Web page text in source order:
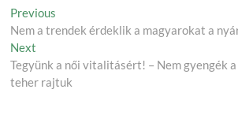
Post
navigation
Previous
post:
Nem a trendek érdeklik a magyarokat a
Next
post:
Tegyünk a női vitalitásért! – Nem gyengék
teher rajtuk